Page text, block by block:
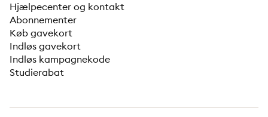
Hjælpecenter og kontakt
Abonnementer
Køb gavekort
Indløs gavekort
Indløs kampagnekode
Studierabat